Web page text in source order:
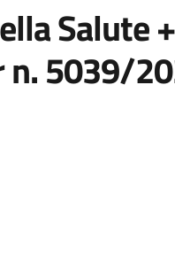
Salute
n. 5039/